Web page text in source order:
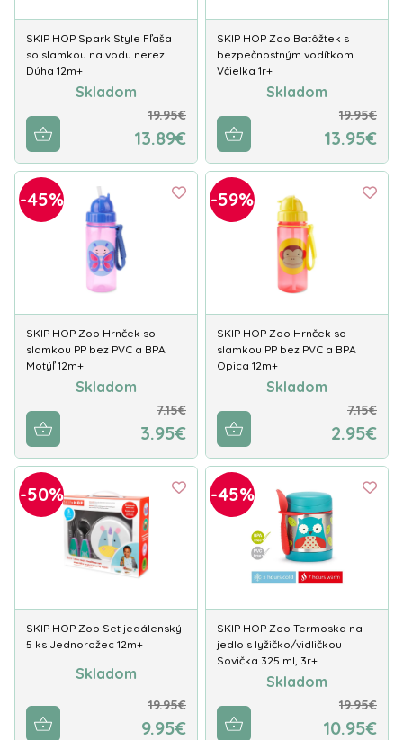
SKIP HOP Spark Style Fľaša
so slamkou na vodu nerez
Dúha 12m+
Skladom
19.95€
13.89€
SKIP HOP Zoo Batôžtek s
bezpečnostným vodítkom
Včielka 1r+
Skladom
19.95€
13.95€
-45%
SKIP HOP Zoo Hrnček so
slamkou PP bez PVC a BPA
Motýľ 12m+
Skladom
7.15€
3.95€
-59%
SKIP HOP Zoo Hrnček so
slamkou PP bez PVC a BPA
Opica 12m+
Skladom
7.15€
2.95€
-50%
SKIP HOP Zoo Set jedálenský
5 ks Jednorožec 12m+
Skladom
19.95€
9.95€
-45%
SKIP HOP Zoo Termoska na
jedlo s lyžičko/vidličkou
Sovička 325 ml, 3r+
Skladom
19.95€
10.95€